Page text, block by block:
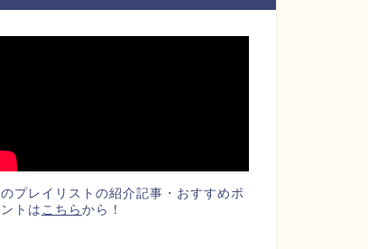
プレイリストの紹介記事・おすすめポ
トは こちら から！